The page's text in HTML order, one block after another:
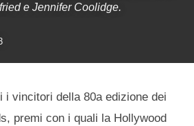
e Jennifer Coolidge.
i vincitori della 80a edizione dei
premi con i quali la Hollywood